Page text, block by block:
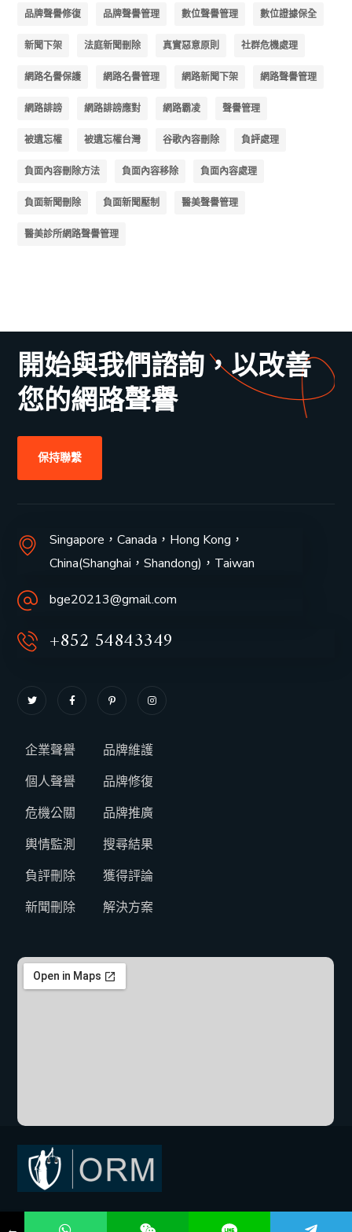
品牌聲譽修復 品牌聲譽管理 數位聲譽管理 數位證據保全
新聞下架 法庭新聞刪除 真實惡意原則 社群危機處理
網路名譽保護 網路名譽管理 網路新聞下架 網路聲譽管理
網路誹謗 網路誹謗應對 網路霸凌 聲譽管理
被遺忘權 被遺忘權台灣 谷歌內容刪除 負評處理
負面內容刪除方法 負面內容移除 負面內容處理
負面新聞刪除 負面新聞壓制 醫美聲譽管理
醫美診所網路聲譽管理
開始與我們諮詢，以改善
您的網路聲譽
保持聯繫
Singapore，Canada，Hong Kong，
China(Shanghai，Shandong)，Taiwan
bge20213@gmail.com
+852 54843349
企業聲譽
個人聲譽
危機公關
輿情監測
負評刪除
新聞刪除
品牌維護
品牌修復
品牌推廣
搜尋結果
獲得評論
解決方案